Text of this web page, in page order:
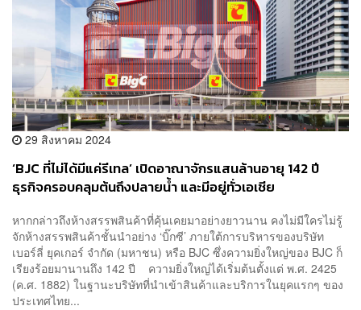
29 สิงหาคม 2024
‘BJC ที่ไม่ได้มีแค่รีเทล’ เปิดอาณาจักรแสนล้านอายุ 142 ปี
ธุรกิจครอบคลุมต้นถึงปลายน้ำ และมีอยู่ทั่วเอเชีย
หากกล่าวถึงห้างสรรพสินค้าที่คุ้นเคยมาอย่างยาวนาน คงไม่มีใครไม่รู้
จักห้างสรรพสินค้าชั้นนำอย่าง ‘บิ๊กซี’ ภายใต้การบริหารของบริษัท
เบอร์ลี่ ยุคเกอร์ จำกัด (มหาชน) หรือ BJC ซึ่งความยิ่งใหญ่ของ BJC ก็
เรียงร้อยมานานถึง 142 ปี ความยิ่งใหญ่ได้เริ่มต้นตั้งแต่ พ.ศ. 2425
(ค.ศ. 1882) ในฐานะบริษัทที่นำเข้าสินค้าและบริการในยุคแรกๆ ของ
ประเทศไทย...